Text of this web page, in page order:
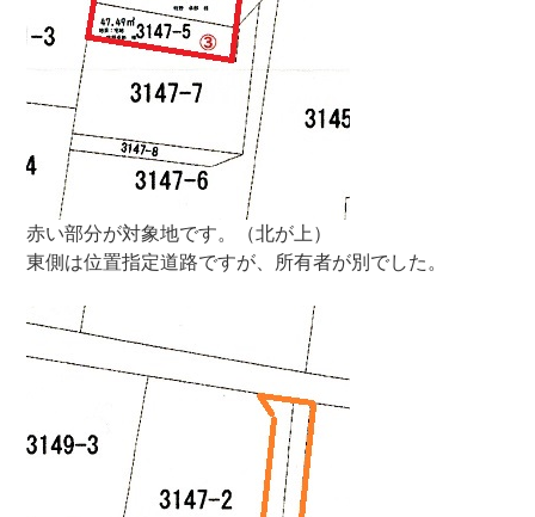
赤い部分が対象地です。（北が上）
東側は位置指定道路ですが、所有者が別でした。